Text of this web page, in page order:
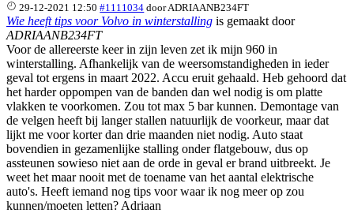
29-12-2021 12:50 #1111034 doorADRIAANB234FT
Wie heeft tips voor Volvo in winterstalling is gemaakt door
ADRIAANB234FT
Voor de allereerste keer in zijn leven zet ik mijn 960 in
winterstalling. Afhankelijk van de weersomstandigheden in ieder
geval tot ergens in maart 2022. Accu eruit gehaald. Heb gehoord dat
het harder oppompen van de banden dan wel nodig is om platte
vlakken te voorkomen. Zou tot max 5 bar kunnen. Demontage van
de velgen heeft bij langer stallen natuurlijk de voorkeur, maar dat
lijkt me voor korter dan drie maanden niet nodig. Auto staat
bovendien in gezamenlijke stalling onder flatgebouw, dus op
assteunen sowieso niet aan de orde in geval er brand uitbreekt. Je
weet het maar nooit met de toename van het aantal elektrische
auto's. Heeft iemand nog tips voor waar ik nog meer op zou
kunnen/moeten letten? Adriaan